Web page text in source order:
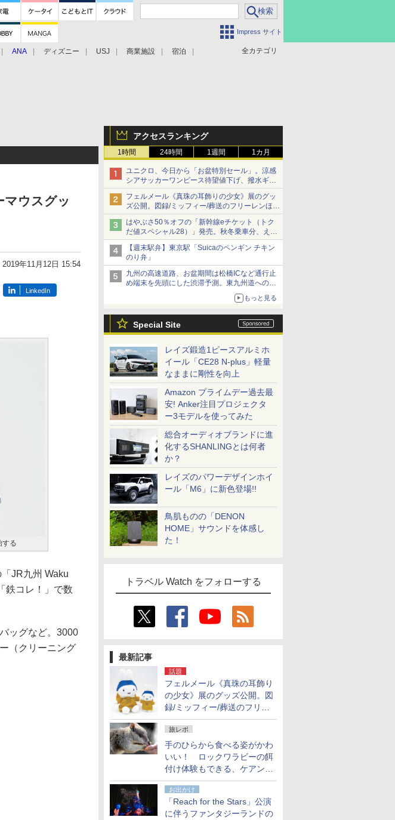
Impress サイト
全カテゴリ
ANA ディズニー USJ 商業施設 宿泊
アクセスランキング
1時間 24時間 1週間 1カ月
ユニクロ、今日から「お盆特別セール」。涼感
シアサッカーワンピース待望値下げ、撥水ギア
ショーツは1990円に
フェルメール《真珠の耳飾りの少女》展のグッ
ズ公開。図録/ミッフィー/葬送のフリーレンほ
か、注目ブランドコラボが実現
はやぶさ50％オフの「新幹線eチケット（トク
だ値スペシャル28）」発売。秋冬乗車分、えき
ねっと限定
【週末駅弁】東京駅「Suicaのペンギン チキン
のり弁」
九州の高速道路、お盆期間は松橋ICなど通行止
め端末を先頭にした渋滞予測。東九州道への迂
もっと見る
Special Site
レイズ鍛造1ピースアルミホ
イール「CE28 N-plus」軽量
なままに剛性を向上
Amazon プライムデー過去最
安! Anker注目プロジェクタ
ー3モデルを使ってみた
総合オーディオブランドに進
化するSHANLINGとは何者
か？
レイズのパワーデザインホイ
ール「M6」に新色登場!!
鳥肌ものの「DENON
HOME」サウンドを体感し
た！
トラベル Watch をフォローする
最新記事
話題
フェルメール《真珠の耳飾り
の少女》展のグッズ公開。図
録/ミッフィー/葬送のフリー
レンほか、注目ブランドコラ
ボが実現
旅レポ
手のひらから食べる姿がかわ
いい！ ロックワラビーの餌
付け体験もできる、ケアンズ
でアサートン高原の日本語ガ
イド付きツアーに参加してみ
た
お出かけ
「Reach for the Stars」公演
に伴うファンタジーランドの
マウスグッ
2019年11月12日 15:54
LinkedIn
する
JR九州 Waku
鉄コレ！」で数
ッグなど。3000
（クリーニング